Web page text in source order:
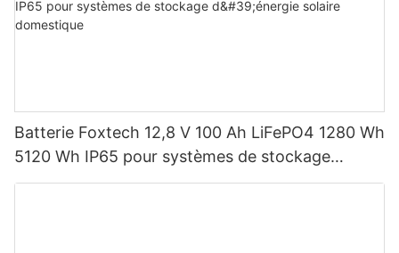
Batterie Foxtech 12,8 V 100 Ah LiFePO4 1280 Wh
5120 Wh IP65 pour systèmes de stockage
d'énergie solaire domestique